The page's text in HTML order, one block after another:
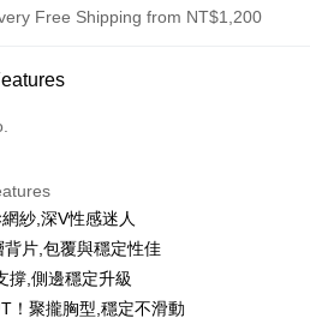
Free Shipping from NT$1,200
months
Bank
Commercial &
Bank
Store Pickup and Pay
紗,深V性感迷人
背片,包覆與穩定性佳
撐,側邊穩定升級
！聚攏胸型,穩定不滑動